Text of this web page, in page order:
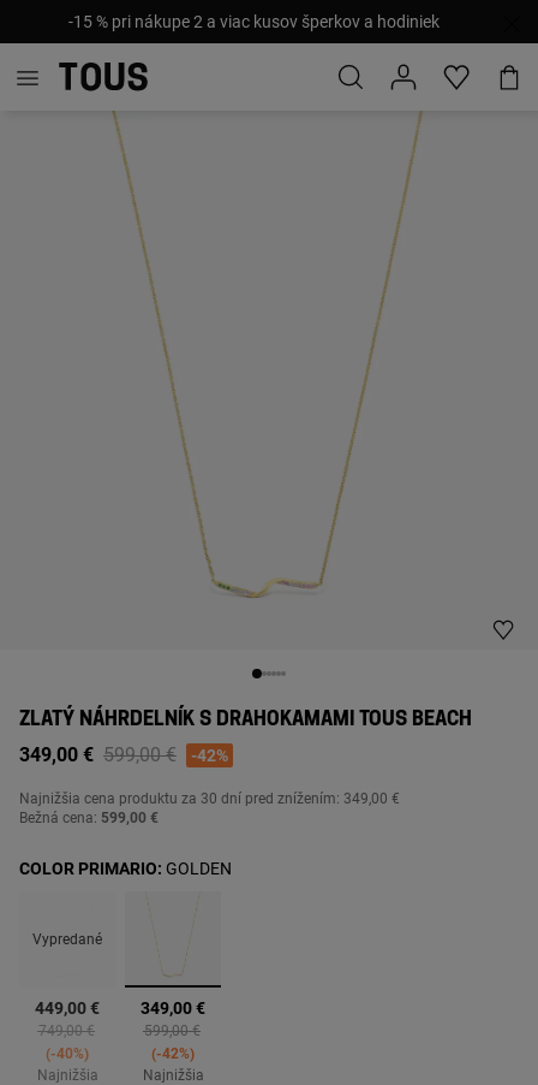
-15 % pri nákupe 2 a viac kusov šperkov a hodiniek
ZLATÝ NÁHRDELNÍK S DRAHOKAMAMI TOUS BEACH
349,00 € Price reduced from
599,00 €to-42%
Najnižšia cena produktu za 30 dní pred znížením: 349,00 €
Bežná cena: 599,00 €
Vypredané
449,00 €
Price reduced from
749,00 €to
-40%
Najnižšia
vybrané
349,00 €
Price reduced from
599,00 €to
-42%
Najnižšia
COLOR PRIMARIO: GOLDEN